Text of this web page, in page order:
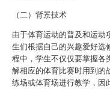
（二）背景技术
由于体育运动的普及和运动
生们根据自己的兴趣爱好选
程中，学生不仅仅要掌握各
解相应的体育比赛时用到的
练场或体育场进行教学，因